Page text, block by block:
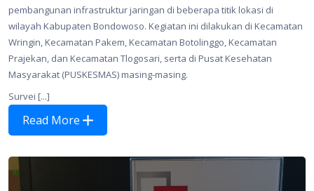
pembangunan infrastruktur jaringan di beberapa titik lokasi di
wilayah Kabupaten Bondowoso. Kegiatan ini dilakukan di Kecamatan
Wringin, Kecamatan Pakem, Kecamatan Botolinggo, Kecamatan
Prajekan, dan Kecamatan Tlogosari, serta di Pusat Kesehatan
Masyarakat (PUSKESMAS) masing-masing.
Survei [...]
Read More